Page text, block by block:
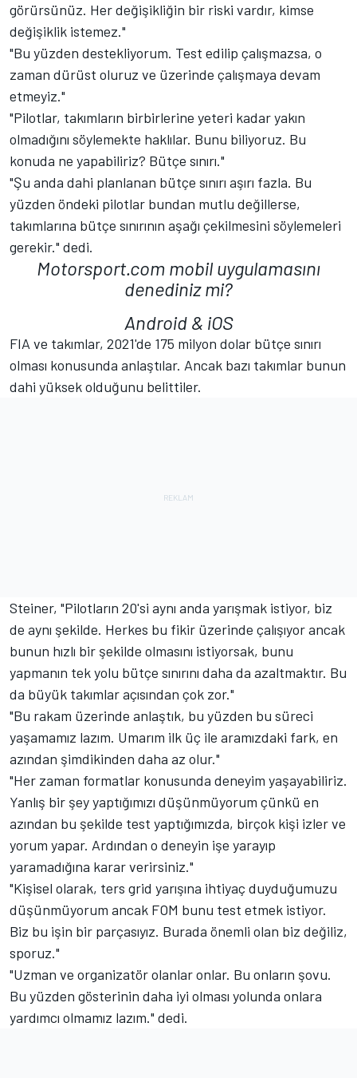
görürsünüz. Her değişikliğin bir riski vardır, kimse
değişiklik istemez."
"Bu yüzden destekliyorum. Test edilip çalışmazsa, o
zaman dürüst oluruz ve üzerinde çalışmaya devam
etmeyiz."
"Pilotlar, takımların birbirlerine yeteri kadar yakın
olmadığını söylemekte haklılar. Bunu biliyoruz. Bu
konuda ne yapabiliriz? Bütçe sınırı."
"Şu anda dahi planlanan bütçe sınırı aşırı fazla. Bu
yüzden öndeki pilotlar bundan mutlu değillerse,
takımlarına bütçe sınırının aşağı çekilmesini söylemeleri
gerekir." dedi.
Motorsport.com mobil uygulamasını
denediniz mi?
Android& iOS
FIA ve takımlar, 2021'de 175 milyon dolar bütçe sınırı
olması konusunda anlaştılar. Ancak bazı takımlar bunun
dahi yüksek olduğunu belittiler.
Steiner, "Pilotların 20'si aynı anda yarışmak istiyor, biz
de aynı şekilde. Herkes bu fikir üzerinde çalışıyor ancak
bunun hızlı bir şekilde olmasını istiyorsak, bunu
yapmanın tek yolu bütçe sınırını daha da azaltmaktır. Bu
da büyük takımlar açısından çok zor."
"Bu rakam üzerinde anlaştık, bu yüzden bu süreci
yaşamamız lazım. Umarım ilk üç ile aramızdaki fark, en
azından şimdikinden daha az olur."
"Her zaman formatlar konusunda deneyim yaşayabiliriz.
Yanlış bir şey yaptığımızı düşünmüyorum çünkü en
azından bu şekilde test yaptığımızda, birçok kişi izler ve
yorum yapar. Ardından o deneyin işe yarayıp
yaramadığına karar verirsiniz."
"Kişisel olarak, ters grid yarışına ihtiyaç duyduğumuzu
düşünmüyorum ancak FOM bunu test etmek istiyor.
Biz bu işin bir parçasıyız. Burada önemli olan biz değiliz,
sporuz."
"Uzman ve organizatör olanlar onlar. Bu onların şovu.
Bu yüzden gösterinin daha iyi olması yolunda onlara
yardımcı olmamız lazım." dedi.